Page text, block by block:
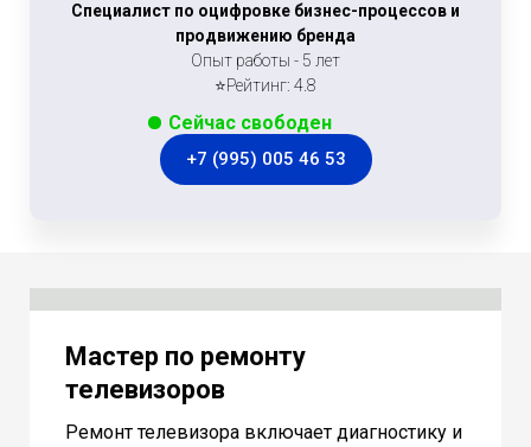
Специалист по оцифровке бизнес-процессов и
продвижению бренда
Опыт работы - 5 лет
⭐Рейтинг: 4.8
Сейчас свободен
+7 (995) 005 46 53
Мастер по ремонту
телевизоров
Ремонт телевизора включает диагностику и